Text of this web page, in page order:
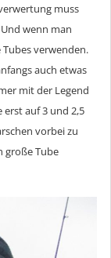
muss
wenn man
verwenden.
auch etwas
mit der Legend
erst auf 3 und 2,5
vorbei zu
große Tube